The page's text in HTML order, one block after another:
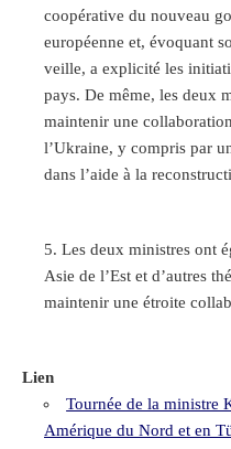
coopérative du nouveau
européenne et, évoquant
veille, a explicité les
pays. De même, les deux
maintenir une
l’Ukraine, y compris par
dans l’aide à la
Les deux ministres ont
Asie de l’Est et d’autres
maintenir une étroite
Lien
Tournée de la ministre
Amérique du Nord et en